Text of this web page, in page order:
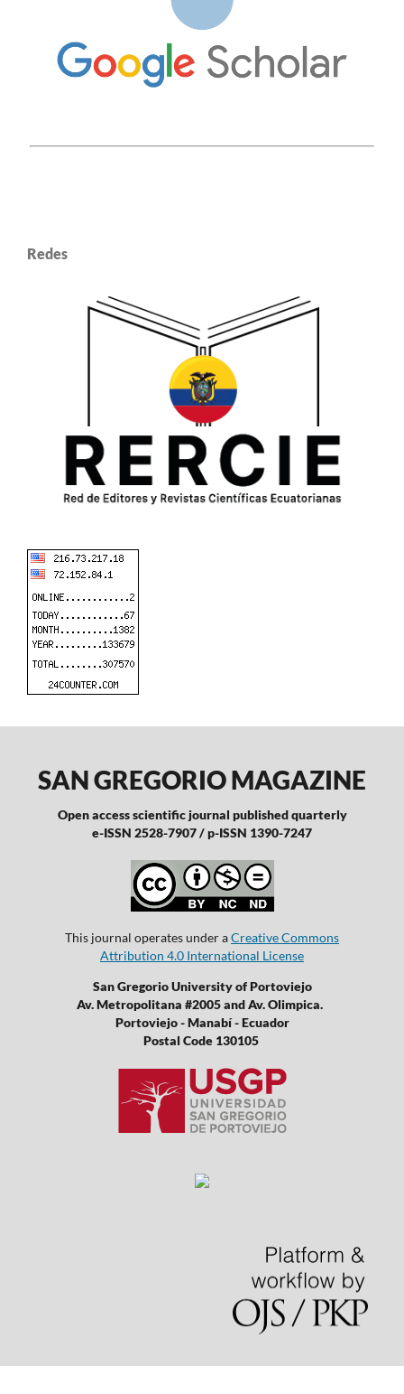
Redes
SAN GREGORIO MAGAZINE
Open access scientific journal published quarterly
e-ISSN 2528-7907 / p-ISSN 1390-7247
This journal operates under aCreative Commons
Attribution 4.0 International License
San Gregorio University of Portoviejo
Av. Metropolitana #2005 and Av. Olimpica.
Portoviejo - Manabí - Ecuador
Postal Code 130105